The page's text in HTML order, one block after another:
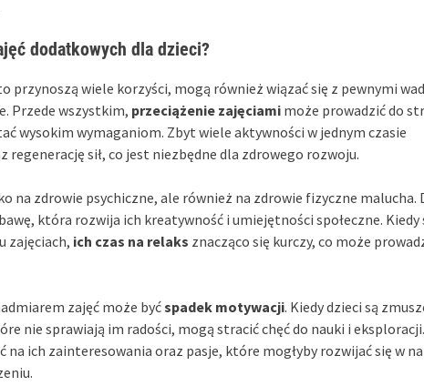
dodatkowych dla dzieci?
przynoszą wiele korzyści, mogą również wiązać się z pewnymi
Przede wszystkim, przeciążenie zajęciami może prowadzić do
wysokim wymaganiom. Zbyt wiele aktywności w jednym czasie
regenerację sił, co jest niezbędne dla zdrowego rozwoju.
na zdrowie psychiczne, ale również na zdrowie fizyczne malucha.
która rozwija ich kreatywność i umiejętności społeczne. Kiedy
zajęciach, ich czas na relaks znacząco się kurczy, co może
zajęć może byćspadek motywacji. Kiedy dzieci są
nie sprawiają im radości, mogą stracić chęć do nauki i eksploracji.
na ich zainteresowania oraz pasje, które mogłyby rozwijać się w